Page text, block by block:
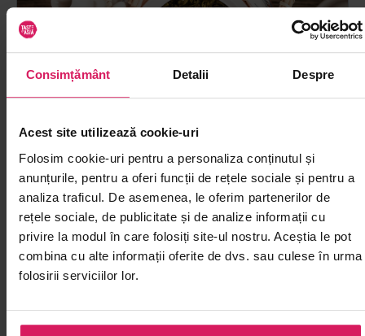
Consimțământ Detalii Despre
Acest site utilizează cookie-uri
Folosim cookie-uri pentru a personaliza conținutul și
anunțurile, pentru a oferi funcții de rețele sociale și pentru a
analiza traficul. De asemenea, le oferim partenerilor de
rețele sociale, de publicitate și de analize informații cu
privire la modul în care folosiți site-ul nostru. Aceștia le pot
combina cu alte informații oferite de dvs. sau culese în urma
folosirii serviciilor lor.
11.11.2025 China 629 '
Ce este ceaiul oolong și de ce e iubit în
China?
Ceaiul oolong este una dintre cele mai complexe,
rafinate și iubite varietăți de ceai din lume, cu o